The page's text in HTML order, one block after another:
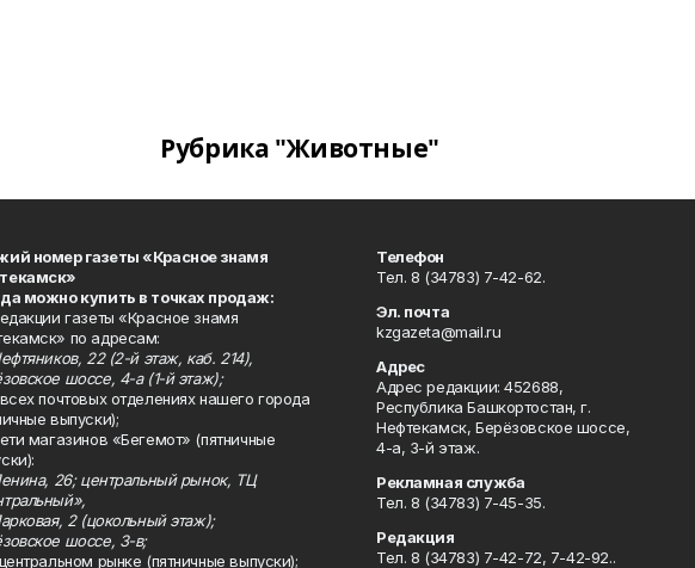
Рубрика "Животные"
номер газеты «Красное знамя
можно купить в точках продаж:
газеты «Красное знамя
по адресам:
22 (2-й этаж, каб. 214),
шоссе, 4-а (1-й этаж);
почтовых отделениях нашего города
выпуски);
магазинов «Бегемот» (пятничные
26; центральный рынок, ТЦ
2 (цокольный этаж);
шоссе, 3-в;
рынке (пятничные выпуски);
Телефон
Тел. 8 (34783) 7-42-62.
Эл. почта
kzgazeta@mail.ru
Адрес
Адрес редакции: 452688,
Республика Башкортостан, г.
Нефтекамск, Берёзовское шоссе,
4-а, 3-й этаж.
Рекламная служба
Тел. 8 (34783) 7-45-35.
Редакция
Тел. 8 (34783) 7-42-72, 7-42-92..